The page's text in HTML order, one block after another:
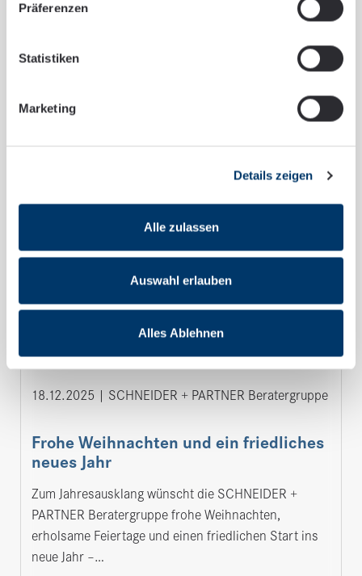
Präferenzen
Statistiken
Marketing
Details zeigen
Alle zulassen
Auswahl erlauben
Alles Ablehnen
18.12.2025 SCHNEIDER + PARTNER Beratergruppe
Frohe Weihnachten und ein friedliches
neues Jahr
Zum Jahresausklang wünscht die SCHNEIDER +
PARTNER Beratergruppe frohe Weihnachten,
erholsame Feiertage und einen friedlichen Start ins
neue Jahr –…